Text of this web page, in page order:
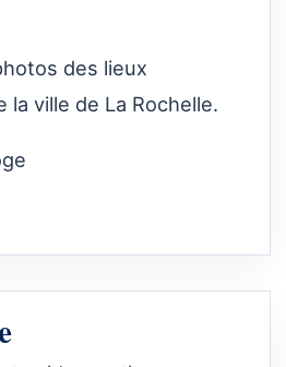
des lieux
la ville de La Rochelle.